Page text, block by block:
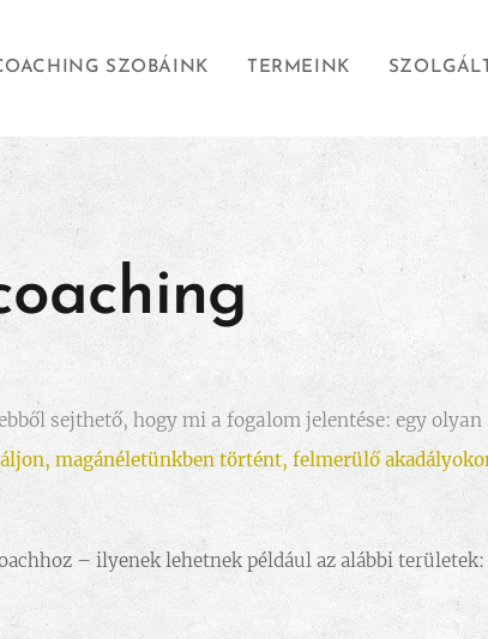
SZOBÁINK TERMEINK
sejthető, hogy mi a fogalom jelentése: egy olyan
magánéletünkben történt, felmerülő
– ilyenek lehetnek például az alábbi területek: